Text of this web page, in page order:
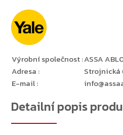
Detailní popis
Výrobní společnost:ASSA
Adresa :
Strojnická
E-mail: